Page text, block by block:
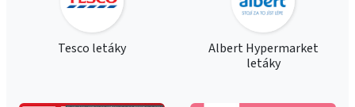
Tesco letáky
Albert Hypermarket
letáky